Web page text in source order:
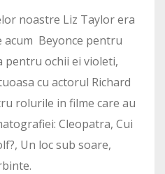
noastre Liz Taylor era
acum Beyonce pentru
pentru ochii ei violeti,
cu actorul Richard
rolurile in filme care au
Cleopatra, Cui
Un loc sub soare,